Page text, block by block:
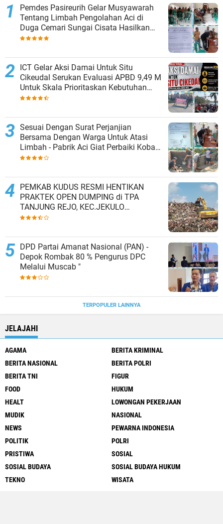
Pemdes Pasireurih Gelar Musyawarah
Tentang Limbah Pengolahan Aci di
Duga Cemari Sungai Cisata Hasilkan
Kesepakatan Tutup Sementara
ICT Gelar Aksi Damai Untuk Situ
Cikeudal Serukan Evaluasi APBD 9,49 M
Untuk Skala Prioritaskan Kebutuhan
Dasar Masyarakat Belum Saat nya
Sesuai Dengan Surat Perjanjian
Bersama Dengan Warga Untuk Atasi
Limbah - Pabrik Aci Giat Perbaiki Kobak
Penampungan Air
PEMKAB KUDUS RESMI HENTIKAN
PRAKTEK OPEN DUMPING di TPA
TANJUNG REJO, KEC.JEKULO
KAB.KUDUS,BERLAKUKAN SISTEM
DPD Partai Amanat Nasional (PAN) -
Depok Rombak 80 % Pengurus DPC
Melalui Muscab "
TERPOPULER LAINNYA
JELAJAHI
AGAMA
BERITA KRIMINAL
BERITA NASIONAL
BERITA POLRI
BERITA TNI
FIGUR
FOOD
HUKUM
HEALT
LOWONGAN PEKERJAAN
MUDIK
NASIONAL
NEWS
PEWARNA INDONESIA
POLITIK
POLRI
PRISTIWA
SOSIAL
SOSIAL BUDAYA
SOSIAL BUDAYA HUKUM
TEKNO
WISATA